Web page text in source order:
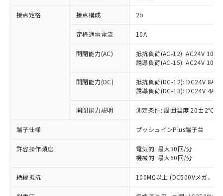
接点定格 接点構成 2b
定格通電電流 10A
開閉能力(AC)
抵抗負荷(AC-12): AC24V 10A/
誘導負荷(AC-15): AC24V
開閉能力(DC)
抵抗負荷(DC-12): DC24V 8A/
誘導負荷(DC-13): DC24V 4A/
開閉能力説明 測定条件: 周囲温度 20±2℃、
端子仕様 プッシュインPlus端子台
許容操作頻度
電気的: 最大30回/分
機械的: 最大60回/分
絶縁抵抗 100MΩ以上 (DC500Vメガ、点
以下の条件をお読みいただき、同意のうえ
本サービスは、当社制御機器事業取扱
商品の当社在庫状況および標準価格
(税抜)を提供させていただくもので
本サービスの対象外となる商品もある
ことをご了承ください。
在庫状況および標準価格照会結果は、
記載している更新日時点での社内デー
タに基づき作成されるものであり、閲
覧された時点での実際の在庫および標
対応予定：EU RoHS指令（10物質）の非含
有に対応した製品に切り替える予定のある
対応予定なし：EU RoHS指令（10物質）の
非含有に非対応の商品で、対応品を出す予
調査・確認中：EU RoHS指令（10物質）の
非含有の対応状況を調査中または確認中の
非該当品：ライセンス料など無形物で、有
害物質有無と関係のない商品です。
仕入先様の事情により、非含有部品として
いたものが、含有品と判明した場合などや
むを得ず変更することがあります。
鉛(Pb) 1000ppm以下、 水銀(Hg) 1000ppm以下、 カド
六価クロム(Cr(Ⅵ)) 1000ppm以下、ポリ臭化ビフェニル
※1 中国RoHS○×表
「○」：最大均質材料含有率が中国RoHSの
基準値以下であることを示します。
「×」：最大均質材料含有率が中国RoHSの
基準値を超えていることを示します。
「－」：未確認です。当社販売部門へお問
*中国RoHS10物質の基準値 (GB/T26572)：
Pb(鉛) :1000ppm、 Hg(水銀) : 1000ppm、 Cd(カドミウ
当社は、これら貴社製品のうち、外国
為替および外国貿易法に定める商品
（以下｢規制貨物等」という）を輸出
または国外への提供する場合は、日本
国政府の輸出許可(または役務取引許
可)を取得するなどの必要な手続きを